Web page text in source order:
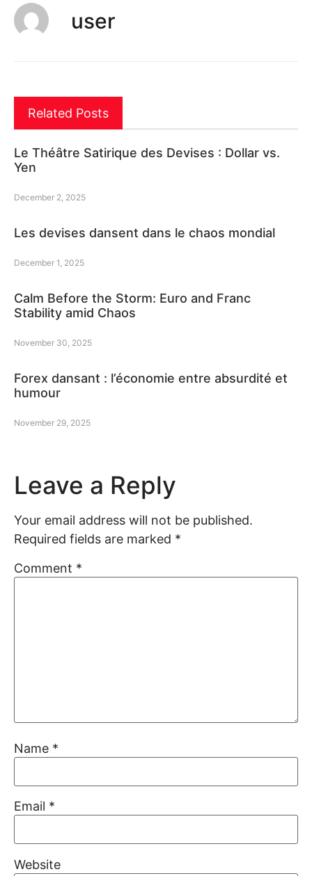
user
Related Posts
Le Théâtre Satirique des Devises : Dollar vs.
Yen
December 2, 2025
Les devises dansent dans le chaos mondial
December 1, 2025
Calm Before the Storm: Euro and Franc
Stability amid Chaos
November 30, 2025
Forex dansant : l’économie entre absurdité et
humour
November 29, 2025
Leave a Reply
Your email address will not be published.
Required fields are marked *
Comment *
Name *
Email *
Website